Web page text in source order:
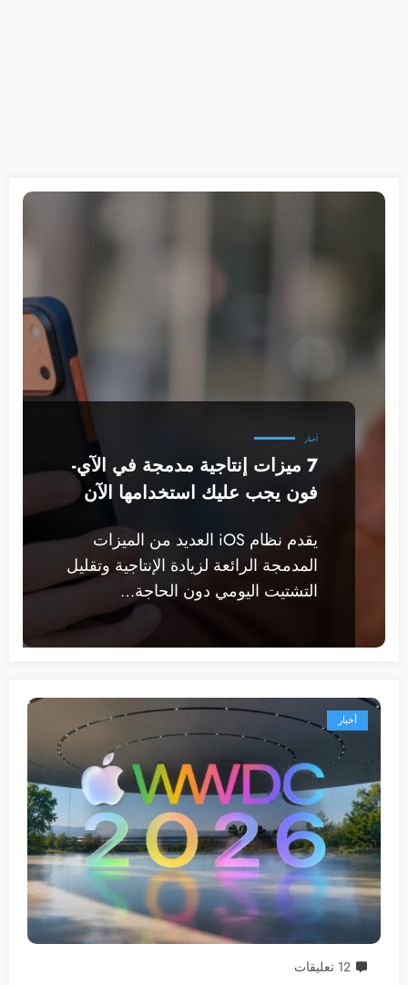
أخبار
7 ميزات إنتاجية مدمجة في الآي-
فون يجب عليك استخدامها الآن
يقدم نظام iOS العديد من الميزات
المدمجة الرائعة لزيادة الإنتاجية وتقليل
التشتيت اليومي دون الحاجة…
أخبار
12 تعليقات